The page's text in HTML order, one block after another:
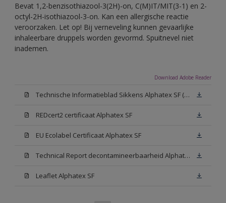
Bevat 1,2-benzisothiazool-3(2H)-on, C(M)IT/MIT(3-1) en 2-
octyl-2H-isothiazool-3-on. Kan een allergische reactie
veroorzaken. Let op! Bij verneveling kunnen gevaarlijke
inhaleerbare druppels worden gevormd. Spuitnevel niet
inademen.
Download Adobe Reader
Technische Informatieblad Sikkens Alphatex SF (PDF)
REDcert2 certificaat Alphatex SF
EU Ecolabel Certificaat Alphatex SF
Technical Report decontamineerbaarheid Alphatex SF
Leaflet Alphatex SF